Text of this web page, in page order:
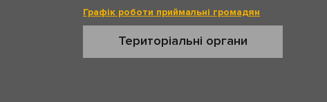
Графік роботи приймальні громадян
Територіальні органи